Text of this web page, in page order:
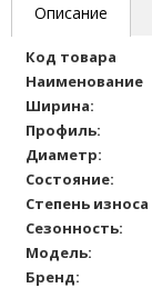
Описание
Код товара
Наименование
Ширина:
Профиль:
Диаметр:
Состояние:
Степень износа
Сезонность:
Модель:
Бренд: